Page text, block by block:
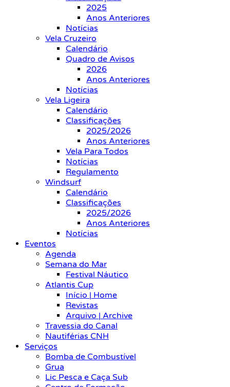
2025
Anos Anteriores
Notícias
Vela Cruzeiro
Calendário
Quadro de Avisos
2026
Anos Anteriores
Notícias
Vela Ligeira
Calendário
Classificações
2025/2026
Anos Anteriores
Vela Para Todos
Notícias
Regulamento
Windsurf
Calendário
Classificações
2025/2026
Anos Anteriores
Notícias
Eventos
Agenda
Semana do Mar
Festival Náutico
Atlantis Cup
Início | Home
Revistas
Arquivo | Archive
Travessia do Canal
Nautiférias CNH
Serviços
Bomba de Combustível
Grua
Lic Pesca e Caça Sub